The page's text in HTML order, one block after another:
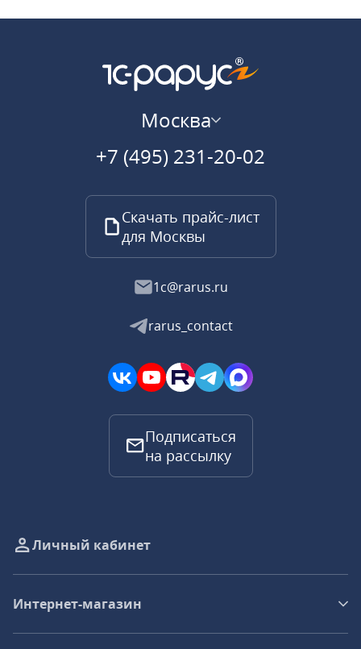
Москва
+7 (495) 231-20-02
Скачать прайс-лист
для Москвы
1c@rarus.ru
rarus_contact
Подписаться
на рассылку
Личный кабинет
Интернет-магазин